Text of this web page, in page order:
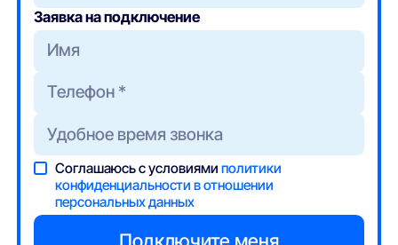
Заявка на подключение
Соглашаюсь с условиямиполитики
конфиденциальности в отношении
персональных данных